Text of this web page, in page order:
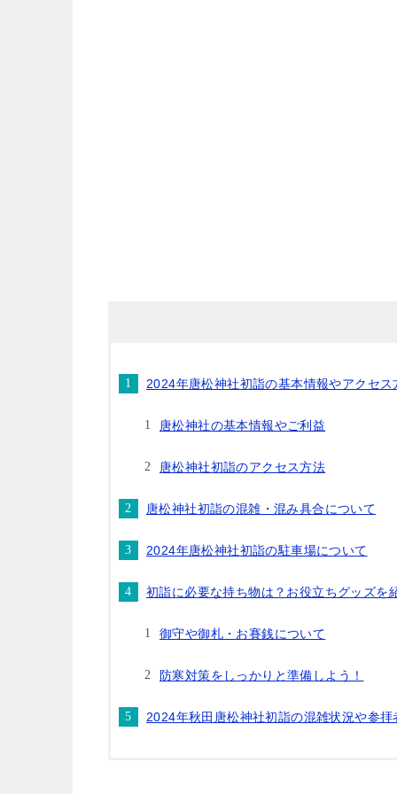
2024年唐松神社初詣の基本情報やアクセス
唐松神社の基本情報やご利益
唐松神社初詣のアクセス方法
唐松神社初詣の混雑・混み具合について
2024年唐松神社初詣の駐車場について
初詣に必要な持ち物は？お役立ちグッズを
御守や御札・お賽銭について
防寒対策をしっかりと準備しよう！
2024年秋田唐松神社初詣の混雑状況や参拝